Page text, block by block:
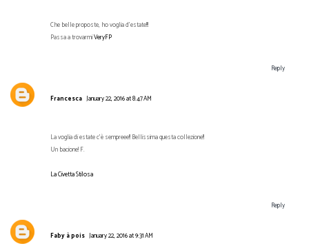
Che belle proposte, ho voglia d'estate!!!
Passa a trovarmiVeryFP
Reply
Francesca January 22, 2016 at 8:47 AM
La voglia di estate c'è sempreee!! Bellissima questa collezione!!
Un bacione! F.
La Civetta Stilosa
Reply
Faby à pois January 22, 2016 at 9:31 AM